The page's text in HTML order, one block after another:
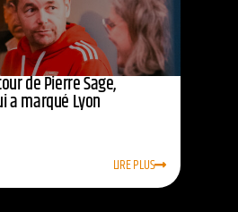
de Pierre Sage,
a marqué Lyon
LIRE PLUS